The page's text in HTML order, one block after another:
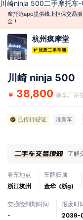
川崎ninja 500二手摩托车-
摩托范app提供线上担保交易
全！
杭州疯摩堂
川崎 ninja 500
￥ 38,800 新车厂家
已传行驶证 准新车
了解
看车地点
浙江杭州
车牌归属
金华 (浙g)
交强险到期时间
-
报废时
2039-